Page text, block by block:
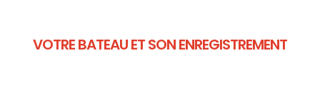
VOTRE BATEAU ET SON ENREGISTREMENT